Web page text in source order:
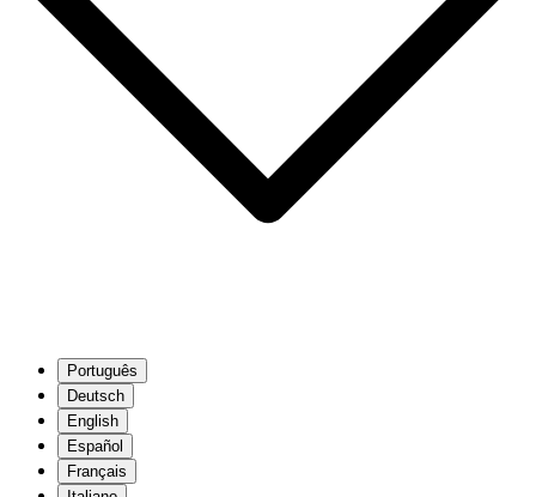
Português
Deutsch
English
Español
Français